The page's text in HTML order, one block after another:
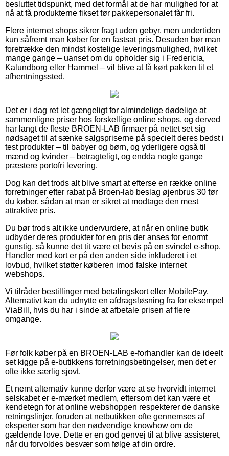
besluttet tidspunkt, med det formål at de har mulighed for at
nå at få produkterne fikset før pakkepersonalet får fri.
Flere internet shops sikrer fragt uden gebyr, men undertiden
kun såfremt man køber for en fastsat pris. Desuden bør man
foretrække den mindst kostelige leveringsmulighed, hvilket
mange gange – uanset om du opholder sig i Fredericia,
Kalundborg eller Hammel – vil blive at få kørt pakken til et
afhentningssted.
Det er i dag ret let gængeligt for almindelige dødelige at
sammenligne priser hos forskellige online shops, og derved
har langt de fleste BROEN-LAB firmaer på nettet set sig
nødsaget til at sænke salgspriserne på specielt deres bedst i
test produkter – til babyer og børn, og yderligere også til
mænd og kvinder – betragteligt, og endda nogle gange
præstere portofri levering.
Dog kan det trods alt blive smart at efterse en række online
forretninger efter rabat på Broen-lab beslag øjenbrus 30 før
du køber, sådan at man er sikret at modtage den mest
attraktive pris.
Du bør trods alt ikke undervurdere, at når en online butik
udbyder deres produkter for en pris der anses for enormt
gunstig, så kunne det tit være et bevis på en svindel e-shop.
Handler med kort er på den anden side inkluderet i et
lovbud, hvilket støtter køberen imod falske internet
webshops.
Vi tilråder bestillinger med betalingskort eller MobilePay.
Alternativt kan du udnytte en afdragsløsning fra for eksempel
ViaBill, hvis du har i sinde at afbetale prisen af flere
omgange.
Før folk køber på en BROEN-LAB e-forhandler kan de ideelt
set kigge på e-butikkens forretningsbetingelser, men det er
ofte ikke særlig sjovt.
Et nemt alternativ kunne derfor være at se hvorvidt internet
selskabet er e-mærket medlem, eftersom det kan være et
kendetegn for at online webshoppen respekterer de danske
retningslinjer, foruden at netbutikken ofte gennemses af
eksperter som har den nødvendige knowhow om de
gældende love. Dette er en god genvej til at blive assisteret,
når du forvoldes besvær som følge af din ordre.